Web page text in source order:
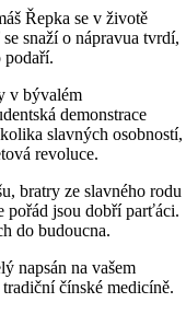
Řepka se v životě
snaží o nápravua tvrdí,
podaří.
v bývalém
demonstrace
slavných osobností,
revoluce.
bratry ze slavného rodu
pořád jsou dobří parťáci.
do budoucna.
napsán na vašem
čínské medicíně.